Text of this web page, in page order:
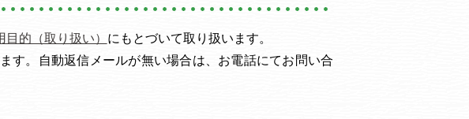
的（取り扱い） にもとづいて取り扱います。
す。自動返信メールが無い場合は、お電話にてお問い合